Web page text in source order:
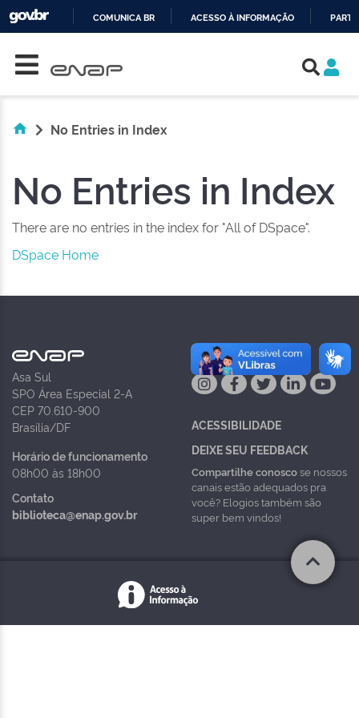
COMUNICA BR ACESSO À INFORMAÇÃO
No Entries in Index
No Entries in Index
There are no entries in the index for "All of DSpace".
DSpace Home
Asa Sul
SPO Área Especial 2-A
CEP 70.610-900
Brasília/DF
Horário de funcionamento
08h00 às 18h00
Contato
biblioteca@enap.gov.br
NAS REDES
ACESSIBILIDADE
DEIXE SEU FEEDBACK
Compartilhe conoscose nossos
canais estão adequados pra
você? Elogios também são
super bem vindos!